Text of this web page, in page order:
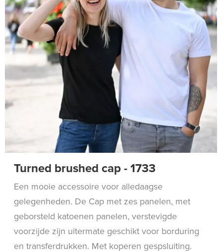
Turned brushed cap - 1733
Een mooie accessoire voor alledaagse
gelegenheden. De Cap met zes panelen, met
geborsteld katoenen panelen, verstevigde
voorzijde zijn uitermate geschikt voor borduring
en transferdrukken. Met koperen gespsluiting.